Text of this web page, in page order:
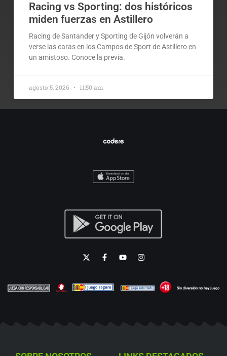
Racing vs Sporting: dos históricos
miden fuerzas en Astillero
Racing de Santander y Sporting de Gijón volverán a
verse las caras en los Campos de Sport de Astillero en
un amistoso. Conoce la previa.
agosto 5, 2026 11:50 am